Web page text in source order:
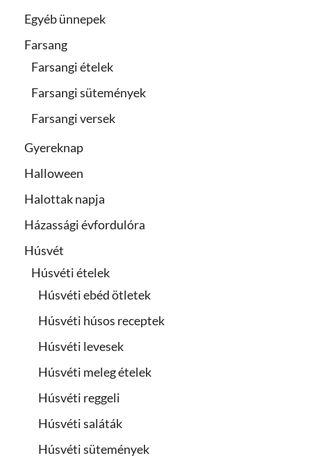
Egyéb ünnepek
Farsang
Farsangi ételek
Farsangi sütemények
Farsangi versek
Gyereknap
Halloween
Halottak napja
Házassági évfordulóra
Húsvét
Húsvéti ételek
Húsvéti ebéd ötletek
Húsvéti húsos receptek
Húsvéti levesek
Húsvéti meleg ételek
Húsvéti reggeli
Húsvéti saláták
Húsvéti sütemények